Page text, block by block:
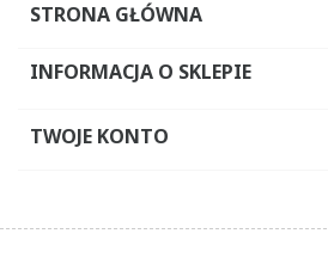
STRONA GŁÓWNA
INFORMACJA O SKLEPIE
TWOJE KONTO